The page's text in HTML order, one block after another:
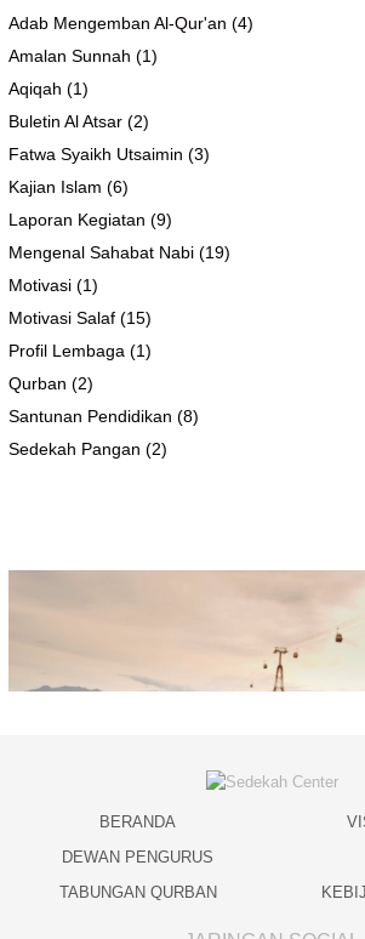
Adab Mengemban Al-Qur'an (4)
Amalan Sunnah (1)
Aqiqah (1)
Buletin Al Atsar (2)
Fatwa Syaikh Utsaimin (3)
Kajian Islam (6)
Laporan Kegiatan (9)
Mengenal Sahabat Nabi (19)
Motivasi (1)
Motivasi Salaf (15)
Profil Lembaga (1)
Qurban (2)
Santunan Pendidikan (8)
Sedekah Pangan (2)
BERANDA
DEWAN PENGURUS
TABUNGAN QURBAN